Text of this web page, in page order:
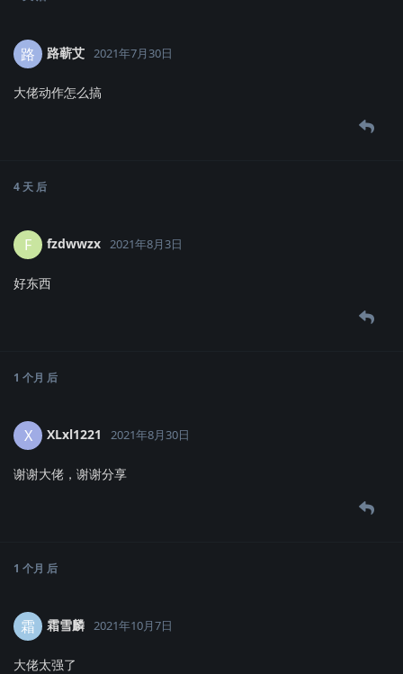
路 路蕲艾 2021年7月30日
大佬动作怎么搞
4 天 后
F fzdwwzx 2021年8月3日
好东西
1 个月 后
X XLxl1221 2021年8月30日
谢谢大佬，谢谢分享
1 个月 后
霜 霜雪麟 2021年10月7日
大佬太强了